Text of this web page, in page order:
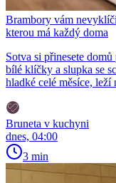
Brambory vám
kterou má každý doma
Sotva si přinesete
bílé klíčky a slupka se
hladké celé měsíce, leží
Bruneta v kuchyni
dnes, 04:00
3 min